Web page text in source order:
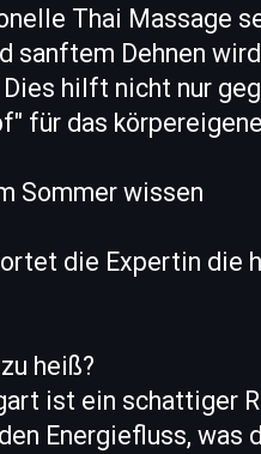
Thai Massage
sanftem Dehnen
hilft nicht nur
für das
Sommer wissen
die Expertin die
heiß?
ist ein schattiger
Energiefluss, was